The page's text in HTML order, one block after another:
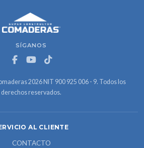
SÍGANOS
2026 NIT 900 925 006 - 9. Todos los
derechos reservados.
AL CLIENTE
CONTACTO